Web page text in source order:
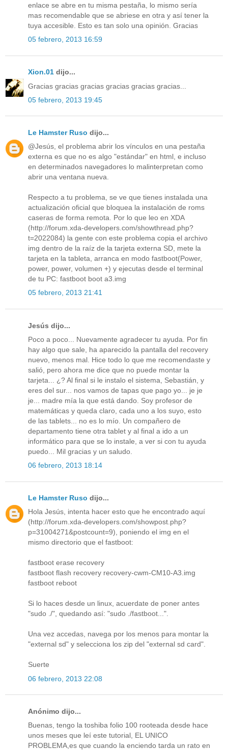
enlace se abre en tu misma pestaña, lo mismo sería
mas recomendable que se abriese en otra y así tener la
tuya accesible. Esto es tan solo una opinión. Gracias
05 febrero, 2013 16:59
Xion.01 dijo...
Gracias gracias gracias gracias gracias gracias...
05 febrero, 2013 19:45
Le Hamster Ruso dijo...
@Jesús, el problema abrir los vínculos en una pestaña
externa es que no es algo "estándar" en html, e incluso
en determinados navegadores lo malinterpretan como
abrir una ventana nueva.
Respecto a tu problema, se ve que tienes instalada una
actualización oficial que bloquea la instalación de roms
caseras de forma remota. Por lo que leo en XDA
(http://forum.xda-developers.com/showthread.php?
t=2022084) la gente con este problema copia el archivo
img dentro de la raíz de la tarjeta externa SD, mete la
tarjeta en la tableta, arranca en modo fastboot(Power,
power, power, volumen +) y ejecutas desde el terminal
de tu PC: fastboot boot a3.img
05 febrero, 2013 21:41
Jesús dijo...
Poco a poco... Nuevamente agradecer tu ayuda. Por fin
hay algo que sale, ha aparecido la pantalla del recovery
nuevo, menos mal. Hice todo lo que me recomendaste y
salió, pero ahora me dice que no puede montar la
tarjeta... ¿? Al final si le instalo el sistema, Sebastián, y
eres del sur... nos vamos de tapas que pago yo... je je
je... madre mía la que está dando. Soy profesor de
matemáticas y queda claro, cada uno a los suyo, esto
de las tablets... no es lo mío. Un compañero de
departamento tiene otra tablet y al final a ido a un
informático para que se lo instale, a ver si con tu ayuda
puedo... Mil gracias y un saludo.
06 febrero, 2013 18:14
Le Hamster Ruso dijo...
Hola Jesús, intenta hacer esto que he encontrado aquí
(http://forum.xda-developers.com/showpost.php?
p=31004271&postcount=9), poniendo el img en el
mismo directorio que el fastboot:
fastboot erase recovery
fastboot flash recovery recovery-cwm-CM10-A3.img
fastboot reboot
Si lo haces desde un linux, acuerdate de poner antes
"sudo ./", quedando así: "sudo ./fastboot...".
Una vez accedas, navega por los menos para montar la
"external sd" y selecciona los zip del "external sd card".
Suerte
06 febrero, 2013 22:08
Anónimo dijo...
Buenas, tengo la toshiba folio 100 rooteada desde hace
unos meses que leí este tutorial, EL UNICO
PROBLEMA,es que cuando la enciendo tarda un rato en